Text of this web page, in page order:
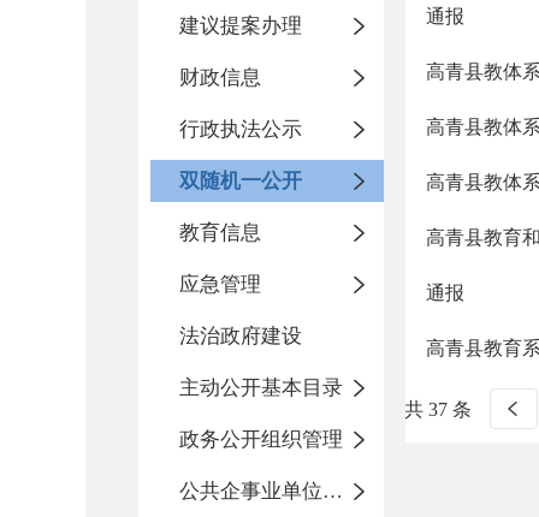
建议提案办理
财政信息
行政执法公示
双随机一公开
教育信息
应急管理
法治政府建设
主动公开基本目录
政务公开组织管理
公共企事业单位信息公开
通报
高青县教体
高青县教体
高青县教体
高青县教育
通报
高青县教育
共 37 条